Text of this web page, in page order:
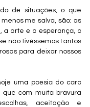
de situações, o que
me salva, são: as
a arte e a esperança, o
não tivéssemos tantos
para deixar nossos
uma poesia do caro
que com muita bravura
aceitação e